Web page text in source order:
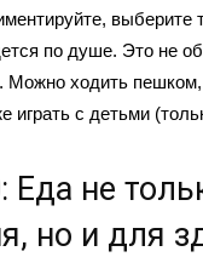
выберите
по душе. Это не
ходить пешком,
играть с детьми
Еда не
но и для